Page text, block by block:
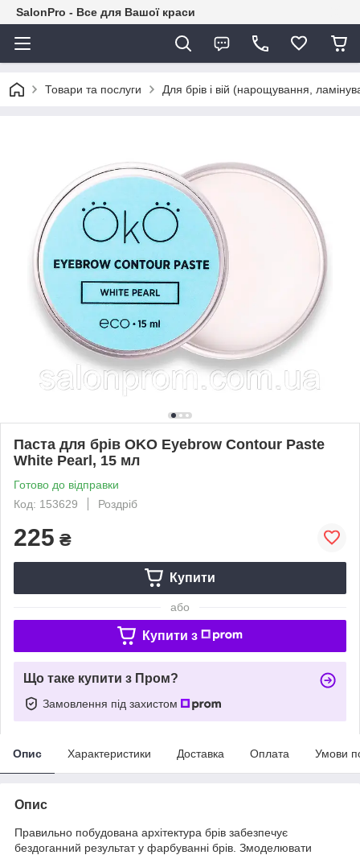
SalonPro - Все для Вашої краси
Товари та послуги Для брів і вій (нарощування,
Паста для брів OKO Eyebrow Contour Paste
White Pearl, 15 мл
Готово до відправки
Код: 153629
Роздріб
225 ₴
Купити
або
Купити з
Що таке купити з Пром?
Замовлення під захистом
Опис Характеристики Доставка Оплата Умови
Опис
Правильно побудована архітектура брів забезпечує
бездоганний результат у фарбуванні брів. Змоделювати